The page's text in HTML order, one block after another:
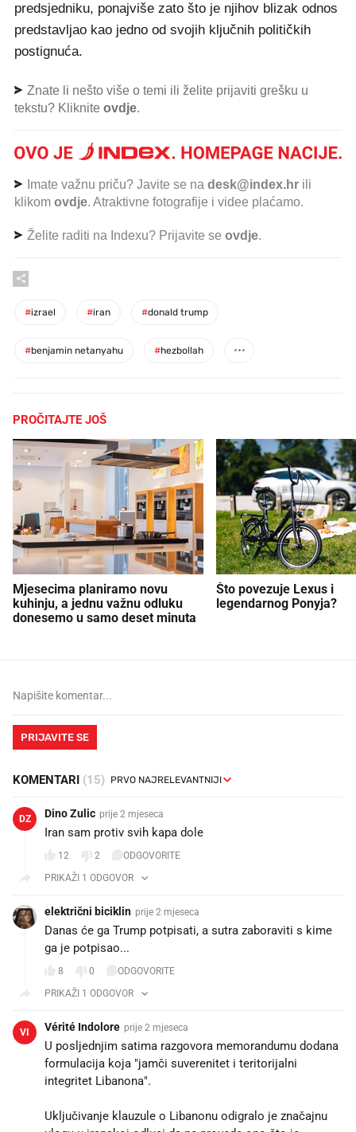
predsjedniku, ponajviše zato što je njihov blizak odnos
predstavljao kao jedno od svojih ključnih političkih
postignuća.
Znate li nešto više o temi ili želite prijaviti grešku u
tekstu? Kliknite ovdje.
Imate važnu priču? Javite se na desk@index.hr ili
klikom ovdje. Atraktivne fotografije i videe plaćamo.
Želite raditi na Indexu? Prijavite se ovdje.
#izrael #iran #donald trump
#benjamin netanyahu #hezbollah
PROČITAJTE JOŠ
Mjesecima planiramo novu
kuhinju, a jednu važnu odluku
donesemo u samo deset minuta
Što povezuje Lexus i
legendarnog Ponyja?
PRIJAVITE SE
KOMENTARI (15)
DZ Dino Zulic prije 2 mjeseca
Iran sam protiv svih kapa dole
12 2
ODGOVORITE
PRIKAŽI 1 ODGOVOR
električni biciklin prije 2 mjeseca
Danas će ga Trump potpisati, a sutra zaboraviti s kime
ga je potpisao...
8 0
ODGOVORITE
PRIKAŽI 1 ODGOVOR
VI Vérité Indolore prije 2 mjeseca
U posljednjim satima razgovora memorandumu dodana
formulacija koja "jamči suverenitet i teritorijalni
integritet Libanona".
Uključivanje klauzule o Libanonu odigralo je značajnu